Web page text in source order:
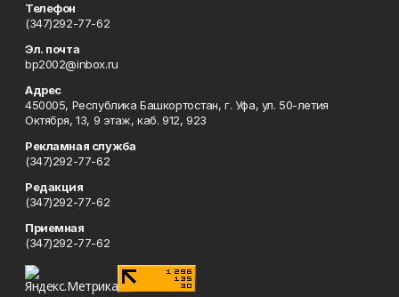
Телефон
(347)292-77-62
Эл. почта
bp2002@inbox.ru
Адрес
450005, Республика Башкортостан, г. Уфа, ул. 50-летия
Октября, 13, 9 этаж, каб. 912, 923
Рекламная служба
(347)292-77-62
Редакция
(347)292-77-62
Приемная
(347)292-77-62